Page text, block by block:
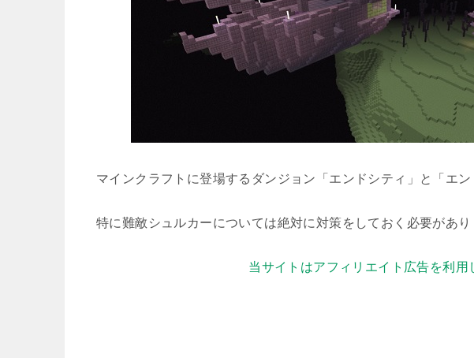
マインクラフトに登場するダンジョン「エンドシティ」と「エ
特に難敵シュルカーについては絶対に対策をしておく必要があり
当サイトはアフィリエイト広告を利用